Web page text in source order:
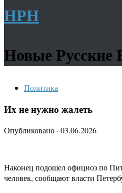
НРН
Новые Русские
Политика
Их не нужно жалеть
Опубликовано · 03.06.2026
Наконец подошел официоз по
человек, сообщают власти